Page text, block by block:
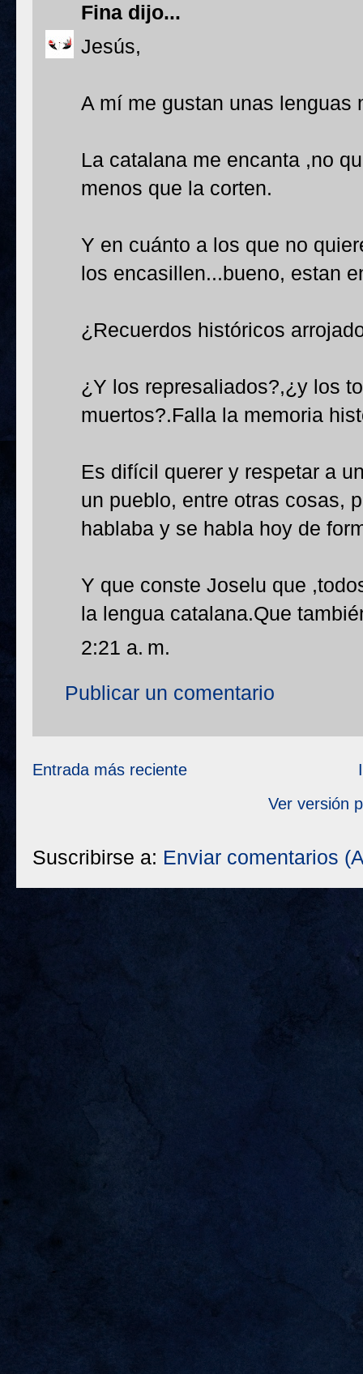
Fina dijo...
Jesús,
A mí me gustan unas lenguas
La catalana me encanta ,no
menos que la corten.
Y en cuánto a los que no
los encasillen...bueno, estan
¿Recuerdos históricos
¿Y los represaliados?,¿y los
muertos?.Falla la memoria
Es difícil querer y respetar a
un pueblo, entre otras cosas,
hablaba y se habla hoy de
Y que conste Joselu que
la lengua catalana.Que
2:21 a. m.
Publicar un comentario
Entrada más reciente
Ver versión
Suscribirse a: Enviar comentarios